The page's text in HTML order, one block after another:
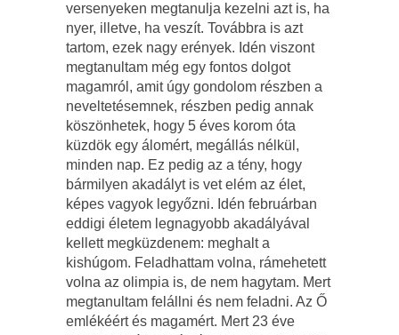
versenyeken megtanulja kezelni azt is, ha
nyer, illetve, ha veszít. Továbbra is azt
tartom, ezek nagy erények. Idén viszont
megtanultam még egy fontos dolgot
magamról, amit úgy gondolom részben a
neveltetésemnek, részben pedig annak
köszönhetek, hogy 5 éves korom óta
küzdök egy álomért, megállás nélkül,
minden nap. Ez pedig az a tény, hogy
bármilyen akadályt is vet elém az élet,
képes vagyok legyőzni. Idén februárban
eddigi életem legnagyobb akadályával
kellett megküzdenem: meghalt a
kishúgom. Feladhattam volna, rámehetett
volna az olimpia is, de nem hagytam. Mert
megtanultam felállni és nem feladni. Az Ő
emlékéért és magamért. Mert 23 éve